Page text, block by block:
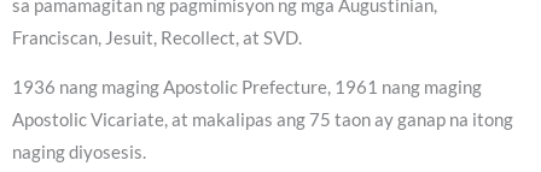
sa pamamagitan ng pagmimisyon ng mga Augustinian,
Franciscan, Jesuit, Recollect, at SVD.
1936 nang maging Apostolic Prefecture, 1961 nang maging
Apostolic Vicariate, at makalipas ang 75 taon ay ganap na itong
naging diyosesis.